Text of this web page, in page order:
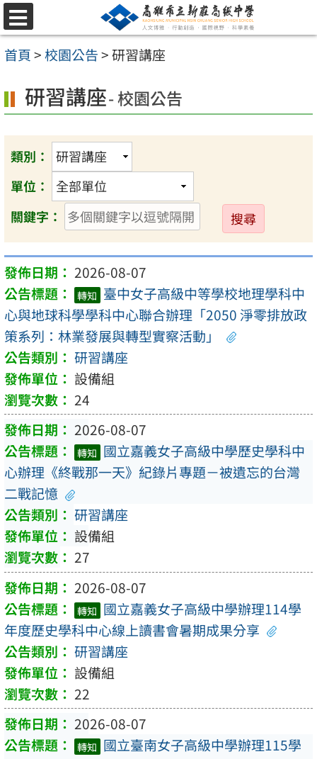
跳
至
主
內
容
區
選
單
首頁>校園公告>研習講座
研習講座- 校園公告
類別：
單位：
關鍵字：
送
出
2026-08-07
轉知 臺中女子高級中等學校地理學科中
心與地球科學學科中心聯合辦理「2050 淨零排放政
策系列：林業發展與轉型實察活動」
研習講座
設備組
24
2026-08-07
轉知 國立嘉義女子高級中學歷史學科中
心辦理《終戰那一天》紀錄片專題－被遺忘的台灣
二戰記憶
研習講座
設備組
27
2026-08-07
轉知 國立嘉義女子高級中學辦理114學
年度歷史學科中心線上讀書會暑期成果分享
研習講座
設備組
22
2026-08-07
轉知 國立臺南女子高級中學辦理115學